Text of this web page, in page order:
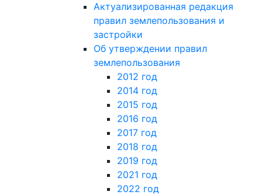
Актуализированная редакция
правил землепользования и
застройки
Об утверждении правил
землепользования
2012 год
2014 год
2015 год
2016 год
2017 год
2018 год
2019 год
2021 год
2022 год